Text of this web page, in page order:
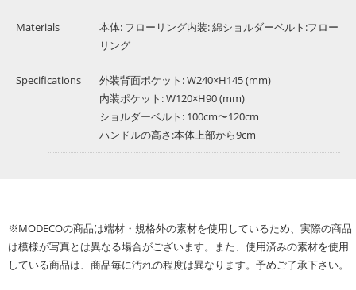
Materials
本体: フローリング内装: 綿ショルダーベルト:フロー
リング
Specifications
外装背面ポケット: W240×H145 (mm)
内装ポケット: W120×H90 (mm)
ショルダーベルト: 100cm〜120cm
ハンドルの高さ:本体上部から9cm
※MODECOの商品は端材・規格外の素材を使用しているため、実際の商品
は模様が写真とは異なる場合がございます。また、使用済みの素材を使用
している商品は、商品毎に汚れの程度は異なります。予めご了承下さい。